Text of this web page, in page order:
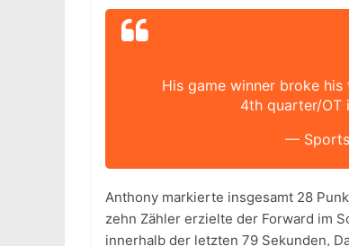
His game winner broke
4th quarter/OT
—
Anthony markierte insgesamt 28
zehn Zähler erzielte der Forward im
innerhalb der letzten 79 Sekunden,